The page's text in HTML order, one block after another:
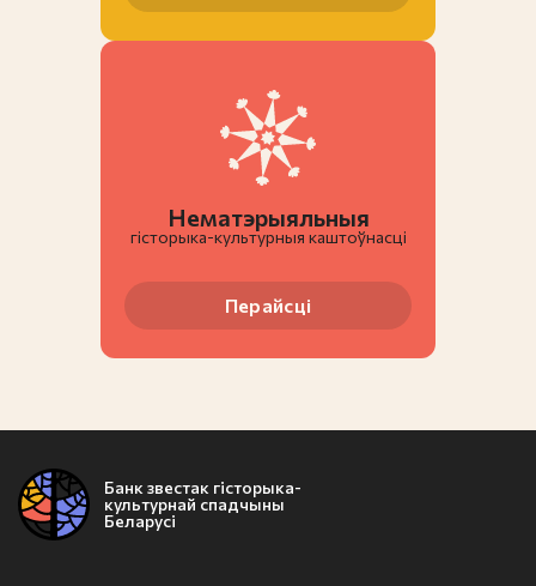
Нематэрыяльныя
гiсторыка-культурныя каштоўнасці
Перайсці
Банк звестак гісторыка-
культурнай спадчыны
Беларусі